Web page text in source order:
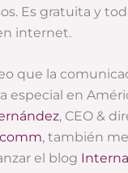
Es gratuita y
internet.
que la
especial en
, CEO &
, también
el blog